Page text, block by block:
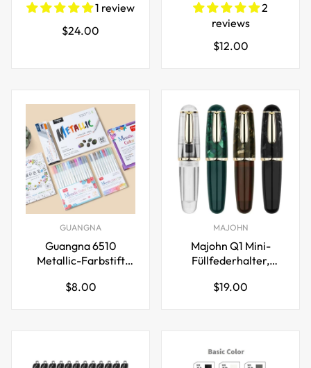
0,5 mm1 review
Regulärer
$24.00
mm (Schwarze Tinte)
12er Packung
2
reviews
Regulärer
$12.00
GUANGNA
Guangna 6510
Metallic-Farbstift
Marker mit feiner
Regulärer
$8.00
MAJOHN
Majohn Q1 Mini-
Füllfederhalter,
Taschenstift, großes
Regulärer
$19.00